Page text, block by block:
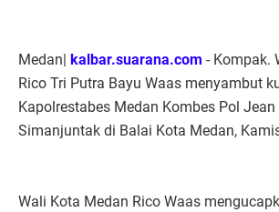
Medan| kalbar.suarana.com - Kompak.
Rico Tri Putra Bayu Waas menyambut
Kapolrestabes Medan Kombes Pol Jean
Simanjuntak di Balai Kota Medan,
Wali Kota Medan Rico Waas